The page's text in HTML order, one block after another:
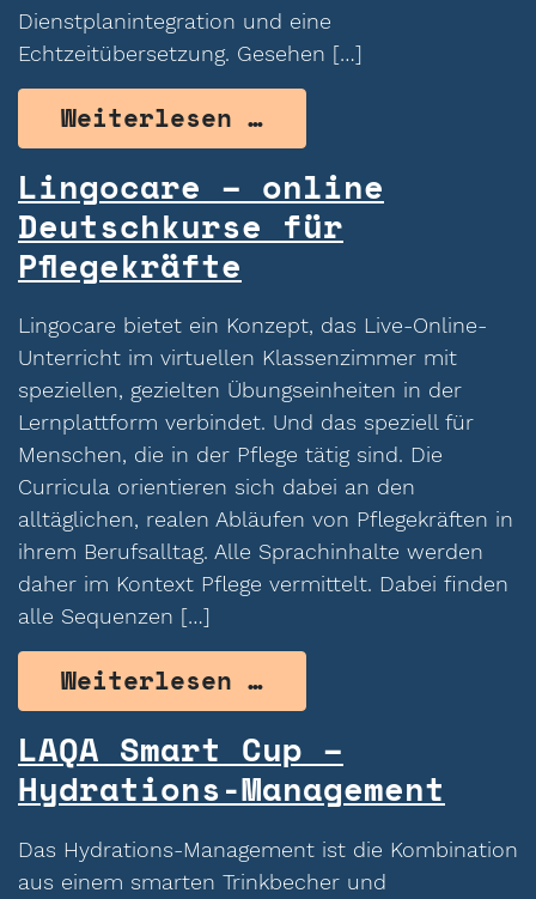
Dienstplanintegration und eine
Echtzeitübersetzung. Gesehen […]
Weiterlesen …from Luci –
Lingocare – online
Deutschkurse für
Pflegekräfte
Lingocare bietet ein Konzept, das Live-Online-
Unterricht im virtuellen Klassenzimmer mit
speziellen, gezielten Übungseinheiten in der
Lernplattform verbindet. Und das speziell für
Menschen, die in der Pflege tätig sind. Die
Curricula orientieren sich dabei an den
alltäglichen, realen Abläufen von Pflegekräften in
ihrem Berufsalltag. Alle Sprachinhalte werden
daher im Kontext Pflege vermittelt. Dabei finden
alle Sequenzen […]
Weiterlesen …from Lingocare –
LAQA Smart Cup –
Hydrations-Management
Das Hydrations-Management ist die Kombination
aus einem smarten Trinkbecher und